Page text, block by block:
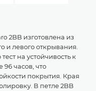
2BB изготовлена из
и левого открывания.
на устойчивость к
96 часов, что
покрытия. Края
В петле 2BB